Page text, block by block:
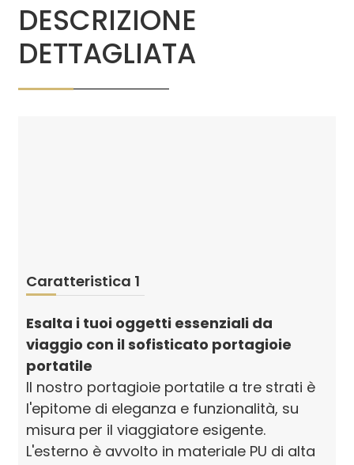
DESCRIZIONE
DETTAGLIATA
Caratteristica 1
Esalta i tuoi oggetti essenziali da
viaggio con il sofisticato portagioie
portatile
Il nostro portagioie portatile a tre strati è
l'epitome di eleganza e funzionalità, su
misura per il viaggiatore esigente.
L'esterno è avvolto in materiale PU di alta